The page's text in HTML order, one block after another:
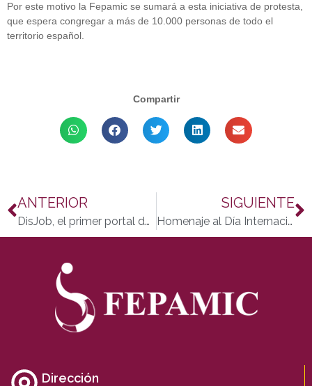
Por este motivo la Fepamic se sumará a esta iniciativa de protesta,
que espera congregar a más de 10.000 personas de todo el
territorio español.
Compartir
ANTERIOR
DisJob, el primer portal de empleo para discapacitados
SIGUIENTE
Homenaje al Día Internacional de la Discapacidad
Dirección